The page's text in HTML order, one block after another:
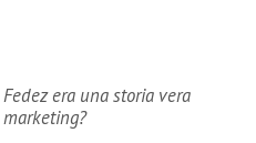
era una storia vera